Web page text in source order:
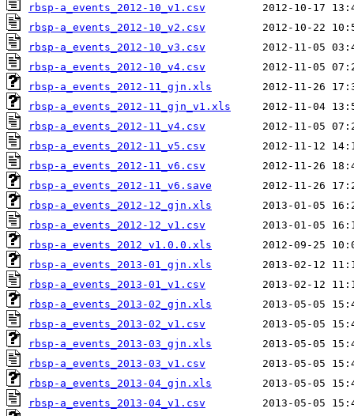
rbsp-a_events_2012-10_v1.csv
rbsp-a_events_2012-10_v2.csv
rbsp-a_events_2012-10_v3.csv
rbsp-a_events_2012-10_v4.csv
rbsp-a_events_2012-11_gjn.xls
rbsp-a_events_2012-11_gjn_v1.xls
rbsp-a_events_2012-11_v4.csv
rbsp-a_events_2012-11_v5.csv
rbsp-a_events_2012-11_v6.csv
rbsp-a_events_2012-11_v6.save
rbsp-a_events_2012-12_gjn.xls
rbsp-a_events_2012-12_v1.csv
rbsp-a_events_2012_v1.0.0.xls
rbsp-a_events_2013-01_gjn.xls
rbsp-a_events_2013-01_v1.csv
rbsp-a_events_2013-02_gjn.xls
rbsp-a_events_2013-02_v1.csv
rbsp-a_events_2013-03_gjn.xls
rbsp-a_events_2013-03_v1.csv
rbsp-a_events_2013-04_gjn.xls
rbsp-a_events_2013-04_v1.csv